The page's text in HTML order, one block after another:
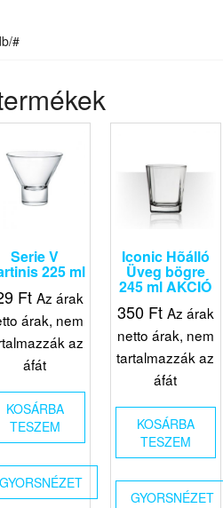
#
Serie V
225 ml
Ft Az árak
árak, nem
az
áfát
KOSÁRBA
TESZEM
GYORSNÉZET
Iconic Hõálló
Üveg bögre
245 ml AKCIÓ
350 Ft Az árak
netto árak, nem
tartalmazzák az
áfát
KOSÁRBA
TESZEM
GYORSNÉZET